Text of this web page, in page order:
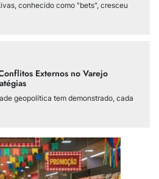
conhecido como "bets", cresceu
Externos no Varejo
geopolítica tem demonstrado, cada